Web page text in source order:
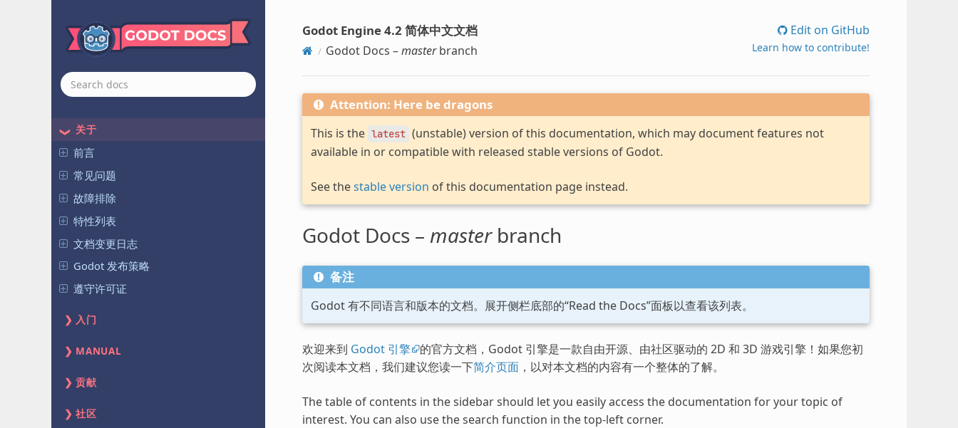
关于
前言
常见问题
故障排除
特性列表
文档变更日志
Godot 发布策略
遵守许可证
入门
MANUAL
贡献
社区
Godot Engine 4.2 简体中文文档
Godot Docs –masterbranch
Edit on GitHub
Learn how to contribute!
Attention: Here be dragons
This is the latest (unstable) version of this documentation, which may document features not
available in or compatible with released stable versions of Godot.
See thestable version of this documentation page instead.
Godot Docs – masterbranch
备注
Godot 有不同语言和版本的文档。展开侧栏底部的“Read the Docs”面板以查看该列表。
欢迎来到 Godot 引擎 的官方文档，Godot 引擎是一款自由开源、由社区驱动的 2D 和 3D 游戏引擎！如果您初
次阅读本文档，我们建议您读一下简介页面，以对本文档的内容有一个整体的了解。
The table of contents in the sidebar should let you easily access the documentation for your topic of
interest. You can also use the search function in the top-left corner.